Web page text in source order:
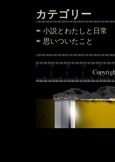
カテゴリー
小説とわたしと日常
思いついたこと